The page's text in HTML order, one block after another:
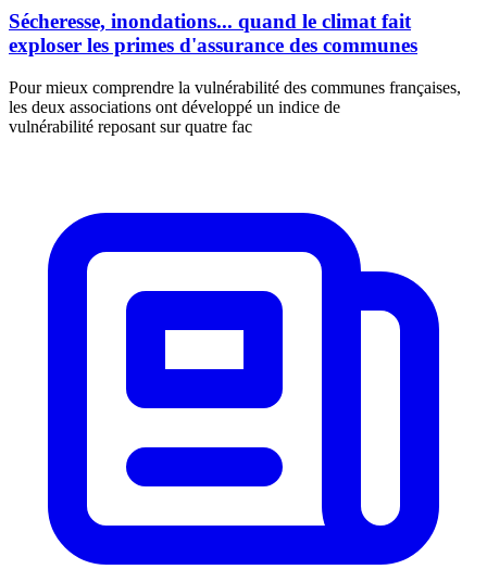
Sécheresse, inondations... quand le climat fait
exploser les primes d'assurance des communes
Pour mieux comprendre la vulnérabilité des communes françaises,
les deux associations ont développé un indice de
vulnérabilité reposant sur quatre fac